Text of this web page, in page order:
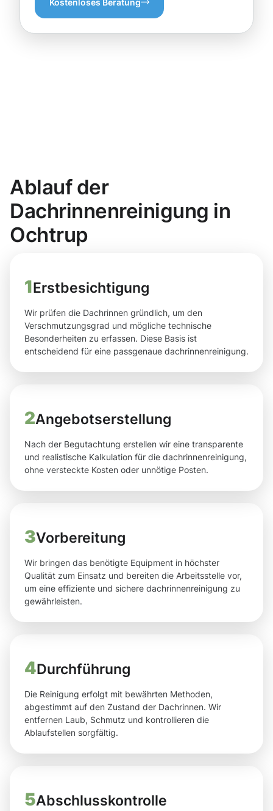
Kostenloses Beratung
Ablauf der
Dachrinnenreinigung in
Ochtrup
1Erstbesichtigung
Wir prüfen die Dachrinnen gründlich, um den
Verschmutzungsgrad und mögliche technische
Besonderheiten zu erfassen. Diese Basis ist
entscheidend für eine passgenaue dachrinnenreinigung.
2Angebotserstellung
Nach der Begutachtung erstellen wir eine transparente
und realistische Kalkulation für die dachrinnenreinigung,
ohne versteckte Kosten oder unnötige Posten.
3Vorbereitung
Wir bringen das benötigte Equipment in höchster
Qualität zum Einsatz und bereiten die Arbeitsstelle vor,
um eine effiziente und sichere dachrinnenreinigung zu
gewährleisten.
4Durchführung
Die Reinigung erfolgt mit bewährten Methoden,
abgestimmt auf den Zustand der Dachrinnen. Wir
entfernen Laub, Schmutz und kontrollieren die
Ablaufstellen sorgfältig.
5Abschlusskontrolle